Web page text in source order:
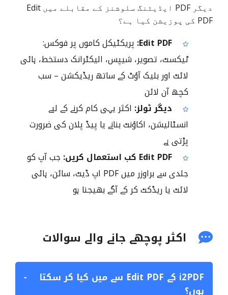
دیگر PDF ایڈیٹنگ سلوشنز کے مقابلے میں Edit
PDF کی پوزیشن کیا ہے؟
Edit PDF: پریکٹیکل کاموں پر فوکس:
ٹیکسٹ، تصویر، شیپس، الیکٹرانک دستخط، ہائی
لائٹ اور بلیک آؤٹ کے ساتھ ریڈیکشن – سب
کچھ آن لائن
دیگر ٹولز: اکثر یہی کام کرنے کے لیے
انسٹالیشن، اکاؤنٹ بنانے یا پیڈ پلان کی ضرورت
پڑتی ہے
Edit PDF کب استعمال کریں:
جب آپ کو
جلدی سے براوزر میں PDF اپ ڈیٹ، سائن، ہائی
لائٹ یا ریڈکٹ کر کے آگے بھیجنا ہو
اکثر پوچھے جانے والے سوالات
i2PDF کے Edit PDF سے میں کیا کر سکتا
ہوں؟
−